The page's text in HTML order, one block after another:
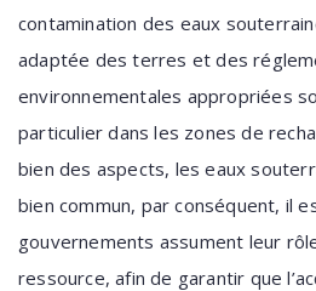
contamination des eaux
adaptée des terres et des
environnementales appropriées
particulier dans les zones de
bien des aspects, les eaux
bien commun, par conséquent, il
gouvernements assument leur
ressource, afin de garantir que